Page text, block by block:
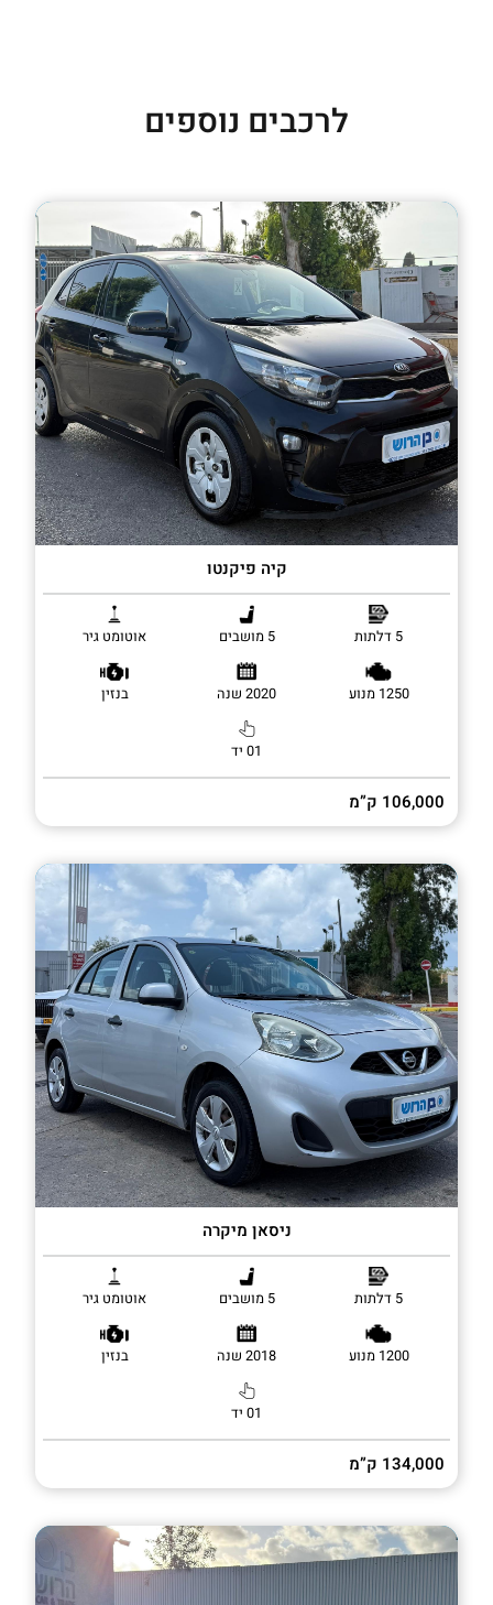
לרכבים נוספים
קיה פיקנטו
5 דלתות 5 מושבים אוטומט גיר
1250 מנוע 2020 שנה בנזין
01 יד
106,000 ק”מ
ניסאן מיקרה
5 דלתות 5 מושבים אוטומט גיר
1200 מנוע 2018 שנה בנזין
01 יד
134,000 ק”מ